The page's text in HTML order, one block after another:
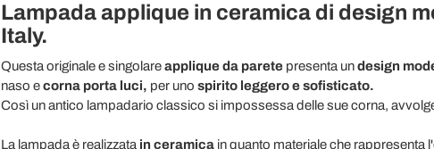
Lampada applique in ceramica di design
Italy.
Questa originale e singolareapplique da parete presenta undesign
naso ecorna porta luci, per uno spirito leggero e sofisticato.
Così un antico lampadario classico si impossessa delle sue corna,
La lampada è realizzata in ceramicain quanto materiale che rappresenta